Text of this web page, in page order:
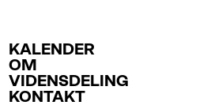
KALENDER
OM
VIDENSDELING
KONTAKT